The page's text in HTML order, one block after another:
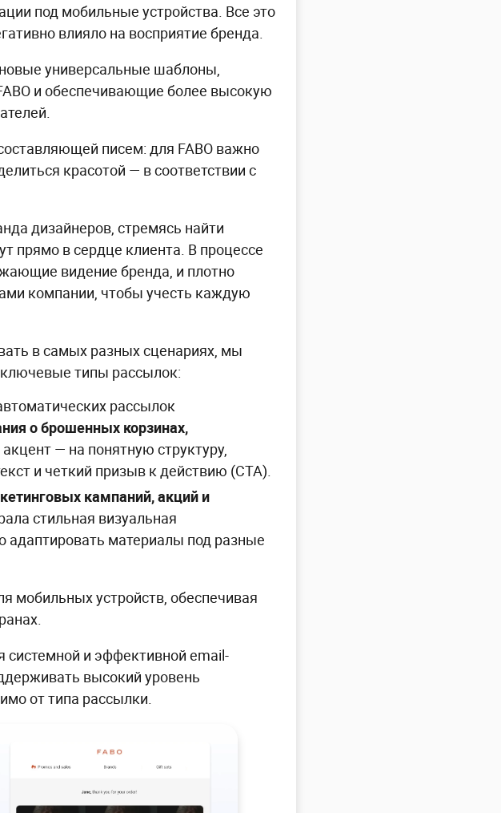
под мобильные устройства. Все это
влияло на восприятие бренда.
универсальные шаблоны,
и обеспечивающие более высокую
писем: для FABO важно
красотой — в соответствии с
дизайнеров, стремясь найти
прямо в сердце клиента. В процессе
видение бренда, и плотно
компании, чтобы учесть каждую
в самых разных сценариях, мы
ключевые типы рассылок:
рассылок
о брошенных корзинах,
— на понятную структуру,
и четкий призыв к действию (CTA).
кампаний, акций и
стильная визуальная
материалы под разные
устройств, обеспечивая
системной и эффективной email-
высокий уровень
от типа рассылки.